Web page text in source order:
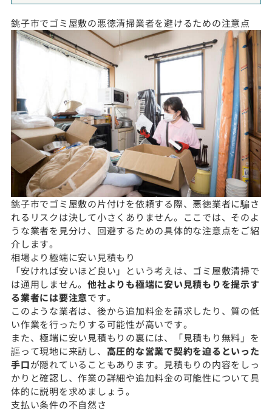
銚子市でゴミ屋敷の悪徳清掃業者を避けるための注意点
銚子市でゴミ屋敷の片付けを依頼する際、悪徳業者に騙さ
れるリスクは決して小さくありません。ここでは、そのよ
うな業者を見分け、回避するための具体的な注意点をご紹
介します。
相場より極端に安い見積もり
「安ければ安いほど良い」という考えは、ゴミ屋敷清掃で
は通用しません。 他社よりも極端に安い見積もりを提示す
る業者には要注意です。
このような業者は、後から追加料金を請求したり、質の低
い作業を行ったりする可能性が高いです。
また、極端に安い見積もりの裏には、「見積もり無料」を
謳って現地に来訪し、 高圧的な営業で契約を迫るといった
手口が隠れていることもあります。見積もりの内容をしっ
かりと確認し、作業の詳細や追加料金の可能性について具
体的に説明を求めましょう。
支払い条件の不自然さ